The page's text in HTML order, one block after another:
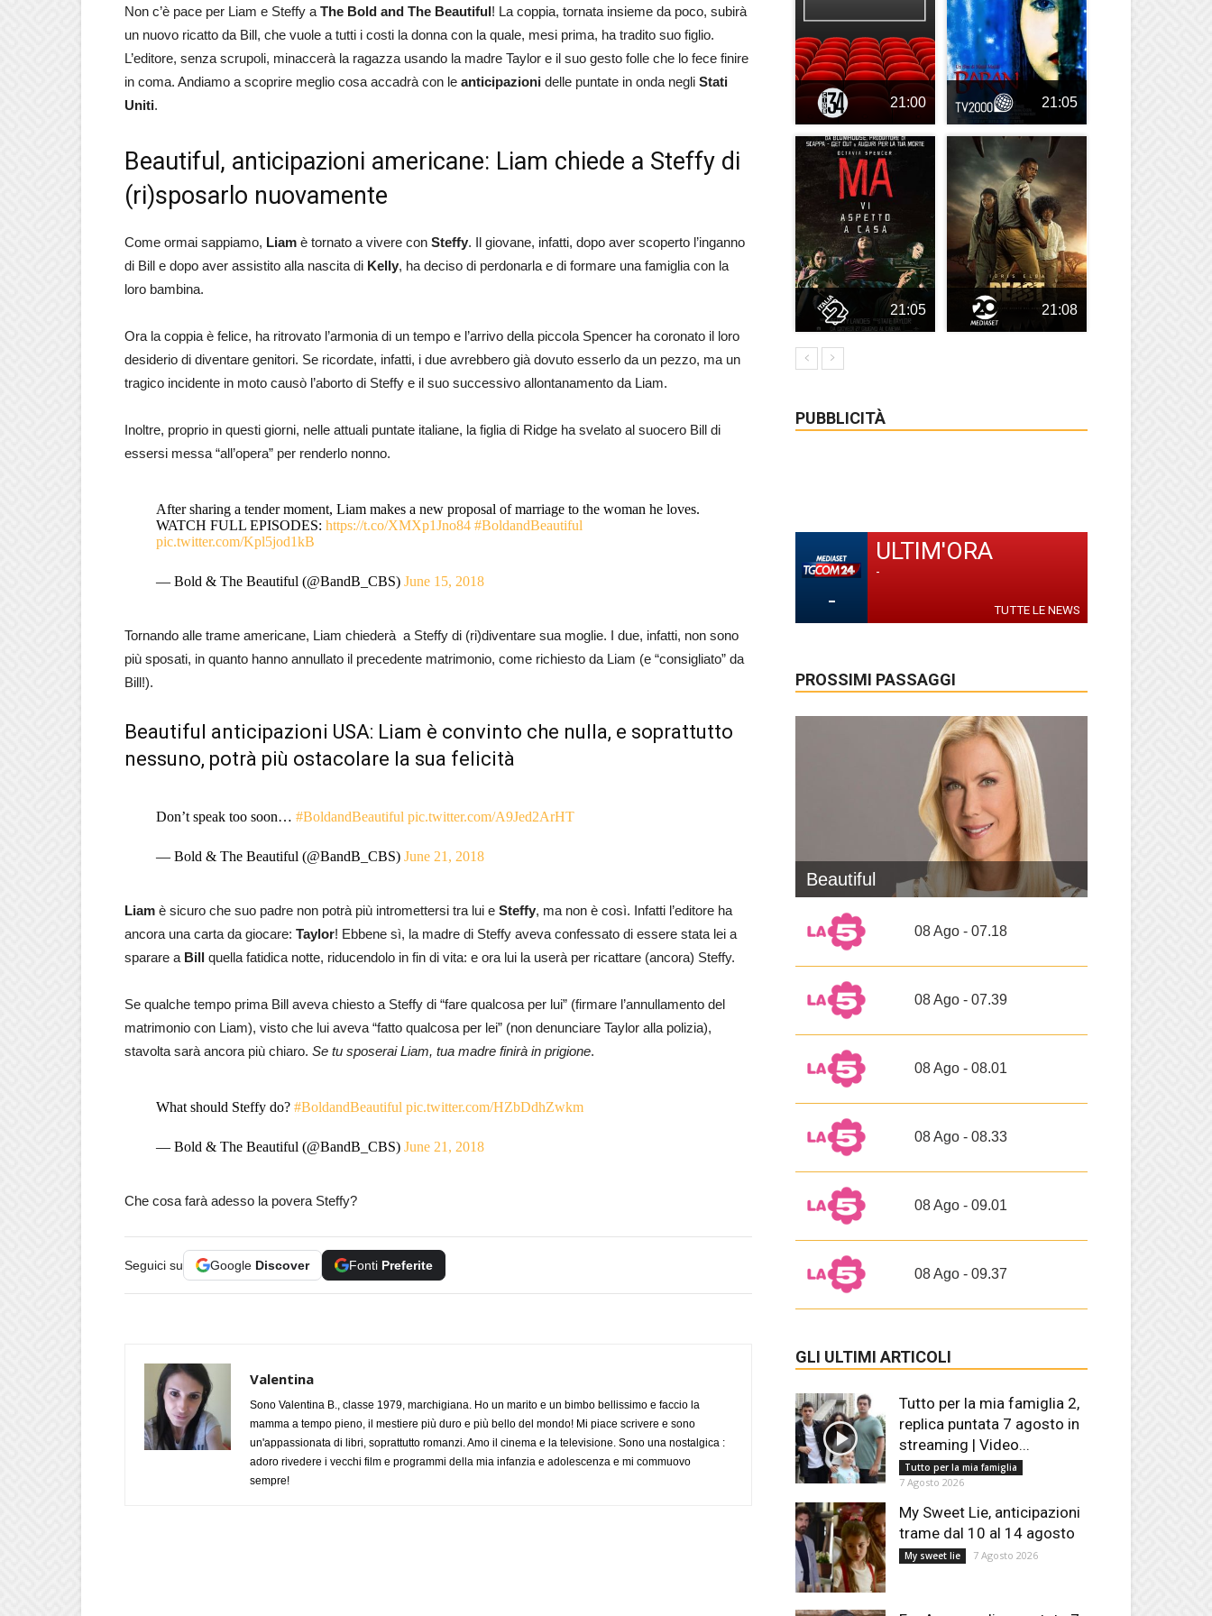
Non c’è pace per Liam e Steffy a The Bold and The Beautiful! La coppia, tornata insieme da poco, subirà
un nuovo ricatto da Bill, che vuole a tutti i costi la donna con la quale, mesi prima, ha tradito suo figlio.
L’editore, senza scrupoli, minaccerà la ragazza usando la madre Taylor e il suo gesto folle che lo fece finire
in coma. Andiamo a scoprire meglio cosa accadrà con le anticipazioni delle puntate in onda negli Stati
Uniti.
Beautiful, anticipazioni americane: Liam chiede a Steffy di
(ri)sposarlo nuovamente
Come ormai sappiamo, Liam è tornato a vivere con Steffy. Il giovane, infatti, dopo aver scoperto l’inganno
di Bill e dopo aver assistito alla nascita di Kelly, ha deciso di perdonarla e di formare una famiglia con la
loro bambina.
Ora la coppia è felice, ha ritrovato l’armonia di un tempo e l’arrivo della piccola Spencer ha coronato il loro
desiderio di diventare genitori. Se ricordate, infatti, i due avrebbero già dovuto esserlo da un pezzo, ma un
tragico incidente in moto causò l’aborto di Steffy e il suo successivo allontanamento da Liam.
Inoltre, proprio in questi giorni, nelle attuali puntate italiane, la figlia di Ridge ha svelato al suocero Bill di
essersi messa “all’opera” per renderlo nonno.
After sharing a tender moment, Liam makes a new proposal of marriage to the woman he loves.
WATCH FULL EPISODES: https://t.co/XMXp1Jno84 #BoldandBeautiful
pic.twitter.com/Kpl5jod1kB
— Bold & The Beautiful (@BandB_CBS) June 15, 2018
Tornando alle trame americane, Liam chiederà a Steffy di (ri)diventare sua moglie. I due, infatti, non sono
più sposati, in quanto hanno annullato il precedente matrimonio, come richiesto da Liam (e “consigliato” da
Bill!).
Beautiful anticipazioni USA: Liam è convinto che nulla, e soprattutto
nessuno, potrà più ostacolare la sua felicità
Don’t speak too soon… #BoldandBeautiful pic.twitter.com/A9Jed2ArHT
— Bold & The Beautiful (@BandB_CBS) June 21, 2018
Liam è sicuro che suo padre non potrà più intromettersi tra lui e Steffy, ma non è così. Infatti l’editore ha
ancora una carta da giocare: Taylor! Ebbene sì, la madre di Steffy aveva confessato di essere stata lei a
sparare a Bill quella fatidica notte, riducendolo in fin di vita: e ora lui la userà per ricattare (ancora) Steffy.
Se qualche tempo prima Bill aveva chiesto a Steffy di “fare qualcosa per lui” (firmare l’annullamento del
matrimonio con Liam), visto che lui aveva “fatto qualcosa per lei” (non denunciare Taylor alla polizia),
stavolta sarà ancora più chiaro. Se tu sposerai Liam, tua madre finirà in prigione.
What should Steffy do? #BoldandBeautiful pic.twitter.com/HZbDdhZwkm
— Bold & The Beautiful (@BandB_CBS) June 21, 2018
Che cosa farà adesso la povera Steffy?
Seguici su Google Discover Fonti Preferite
Valentina
Sono Valentina B., classe 1979, marchigiana. Ho un marito e un bimbo bellissimo e faccio la
mamma a tempo pieno, il mestiere più duro e più bello del mondo! Mi piace scrivere e sono
un'appassionata di libri, soprattutto romanzi. Amo il cinema e la televisione. Sono una nostalgica :
adoro rivedere i vecchi film e programmi della mia infanzia e adolescenza e mi commuovo
sempre!
21:00 21:05
21:05 21:08
PUBBLICITÀ
-
ULTIM'ORA
-
TUTTE LE NEWS
PROSSIMI PASSAGGI
Beautiful
08 Ago - 07.18
08 Ago - 07.39
08 Ago - 08.01
08 Ago - 08.33
08 Ago - 09.01
08 Ago - 09.37
GLI ULTIMI ARTICOLI
Tutto per la mia famiglia 2,
replica puntata 7 agosto in
streaming | Video...
Tutto per la mia famiglia
7 Agosto 2026
My Sweet Lie, anticipazioni
trame dal 10 al 14 agosto
My sweet lie 7 Agosto 2026